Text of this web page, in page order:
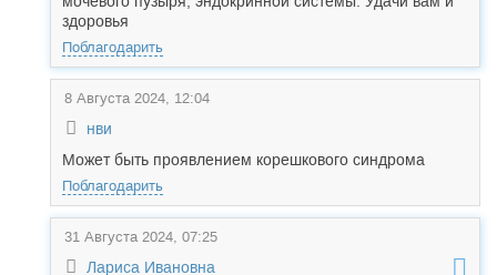
здоровья
Поблагодарить
8 Августа 2024, 12:04
нви
Может быть проявлением корешкового синдрома
Поблагодарить
31 Августа 2024, 07:25
Лариса Ивановна